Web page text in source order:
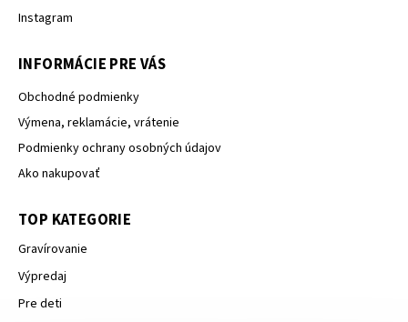
Instagram
INFORMÁCIE PRE VÁS
Obchodné podmienky
Výmena, reklamácie, vrátenie
Podmienky ochrany osobných údajov
Ako nakupovať
TOP KATEGORIE
Gravírovanie
Výpredaj
Pre deti